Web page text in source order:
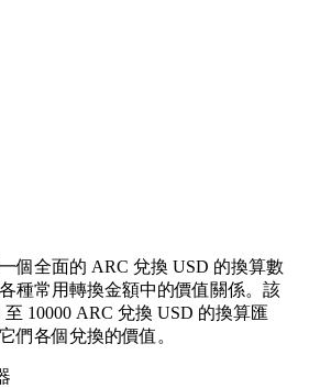
個全面的 ARC 兌換 USD 的換算數
種常用轉換金額中的價值關係。該
10000 ARC 兌換 USD 的換算匯
們各個兌換的價值。